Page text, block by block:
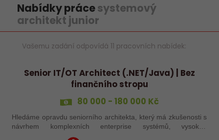
Nabídky prácesystemový
architekt junior
Vašemu zadání odpovídá 11 pracovních nabídek:
Senior IT/OT Architect (.NET/Java) | Bez
finančního stropu
80 000 - 180 000 Kč
Hledáme opravdu seniorního architekta, který má zkušenosti s
návrhem komplexních enterprise systémů, vysokou
dostupností a moderní SW architekturou. Nejde o „udržovací“